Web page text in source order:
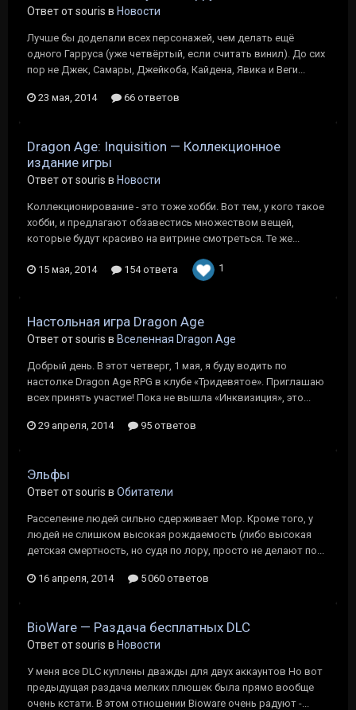
Ответ от souris в Новости
Лучше бы доделали всех персонажей, чем делать ещё
одного Гарруса (уже четвёртый, если считать винил). До сих
пор не Джек, Самары, Джейкоба, Кайдена, Явика и Веги...
23 мая, 2014 66 ответов
Dragon Age: Inquisition — Коллекционное
издание игры
Ответ от souris в Новости
Коллекционирование - это тоже хобби. Вот тем, у кого такое
хобби, и предлагают обзавестись множеством вещей,
которые будут красиво на витрине смотреться. Те же...
15 мая, 2014 154 ответа 1
Настольная игра Dragon Age
Ответ от souris в Вселенная Dragon Age
Добрый день. В этот четверг, 1 мая, я буду водить по
настолке Dragon Age RPG в клубе «Тридевятое». Приглашаю
всех принять участие! Пока не вышла «Инквизиция», это...
29 апреля, 2014 95 ответов
Эльфы
Ответ от souris в Обитатели
Расселение людей сильно сдерживает Мор. Кроме того, у
людей не слишком высокая рождаемость (либо высокая
детская смертность, но судя по лору, просто не делают по...
16 апреля, 2014 5 060 ответов
BioWare — Раздача бесплатных DLC
Ответ от souris в Новости
У меня все DLC куплены дважды для двух аккаунтов Но вот
предыдущая раздача мелких плюшек была прямо вообще
очень кстати. В этом отношении Bioware очень радуют -...